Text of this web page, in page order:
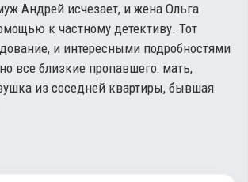
Андрей исчезает, и жена Ольга
к частному детективу. Тот
и интересными подробностями
все близкие пропавшего: мать,
из соседней квартиры, бывшая